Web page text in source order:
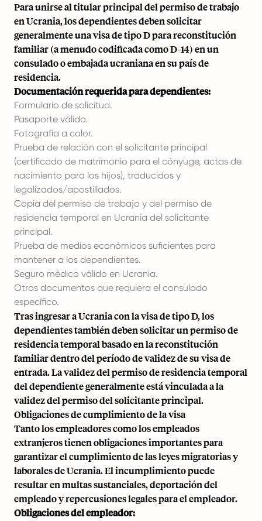
Para unirse al titular principal del permiso de trabajo
en Ucrania, los dependientes deben solicitar
generalmente una visa de tipo D para reconstitución
familiar (a menudo codificada como D-14) en un
consulado o embajada ucraniana en su país de
residencia.
Documentación requerida para dependientes:
Formulario de solicitud.
Pasaporte válido.
Fotografía a color.
Prueba de relación con el solicitante principal
(certificado de matrimonio para el cónyuge, actas de
nacimiento para los hijos), traducidos y
legalizados/apostillados.
Copia del permiso de trabajo y del permiso de
residencia temporal en Ucrania del solicitante
principal.
Prueba de medios económicos suficientes para
mantener a los dependientes.
Seguro médico válido en Ucrania.
Otros documentos que requiera el consulado
específico.
Tras ingresar a Ucrania con la visa de tipo D, los
dependientes también deben solicitar un permiso de
residencia temporal basado en la reconstitución
familiar dentro del período de validez de su visa de
entrada. La validez del permiso de residencia temporal
del dependiente generalmente está vinculada a la
validez del permiso del solicitante principal.
Obligaciones de cumplimiento de la visa
Tanto los empleadores como los empleados
extranjeros tienen obligaciones importantes para
garantizar el cumplimiento de las leyes migratorias y
laborales de Ucrania. El incumplimiento puede
resultar en multas sustanciales, deportación del
empleado y repercusiones legales para el empleador.
Obligaciones del empleador: